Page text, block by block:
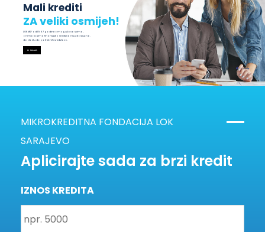
ZA veliki osmijeh!
LOK MKF od 1997.godine omogućava svima,
onima kojima finansijska sredstva nisu dostupna,
da dođu do potrebnih sredstava.
O NAMA
Mali krediti
MIKROKREDITNA FONDACIJA LOK
SARAJEVO
Aplicirajte sada za brzi kredit
IZNOS KREDITA